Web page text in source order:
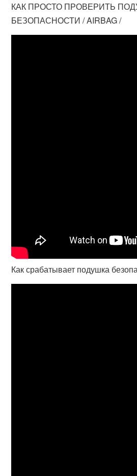
КАК ПРОСТО ПРОВЕРИТЬ
БЕЗОПАСНОСТИ / AIRBAG /
Как срабатывает подушка